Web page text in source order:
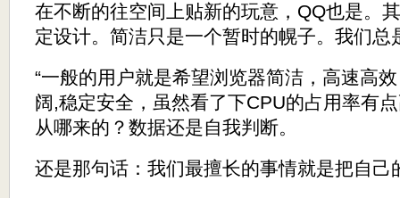
在不断的往空间上贴新的玩意，QQ也是。
定设计。简洁只是一个暂时的幌子。我们总
“一般的用户就是希望浏览器简洁，高速高
阔,稳定安全，虽然看了下CPU的占用率有
从哪来的？数据还是自我判断。
还是那句话： 我们最擅长的事情就是把自己